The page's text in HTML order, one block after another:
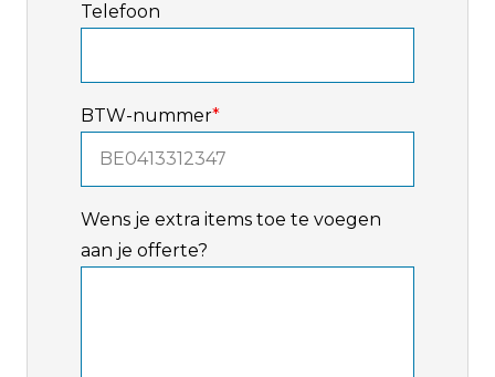
Telefoon
BTW-nummer*
Wens je extra items toe te voegen
aan je offerte?